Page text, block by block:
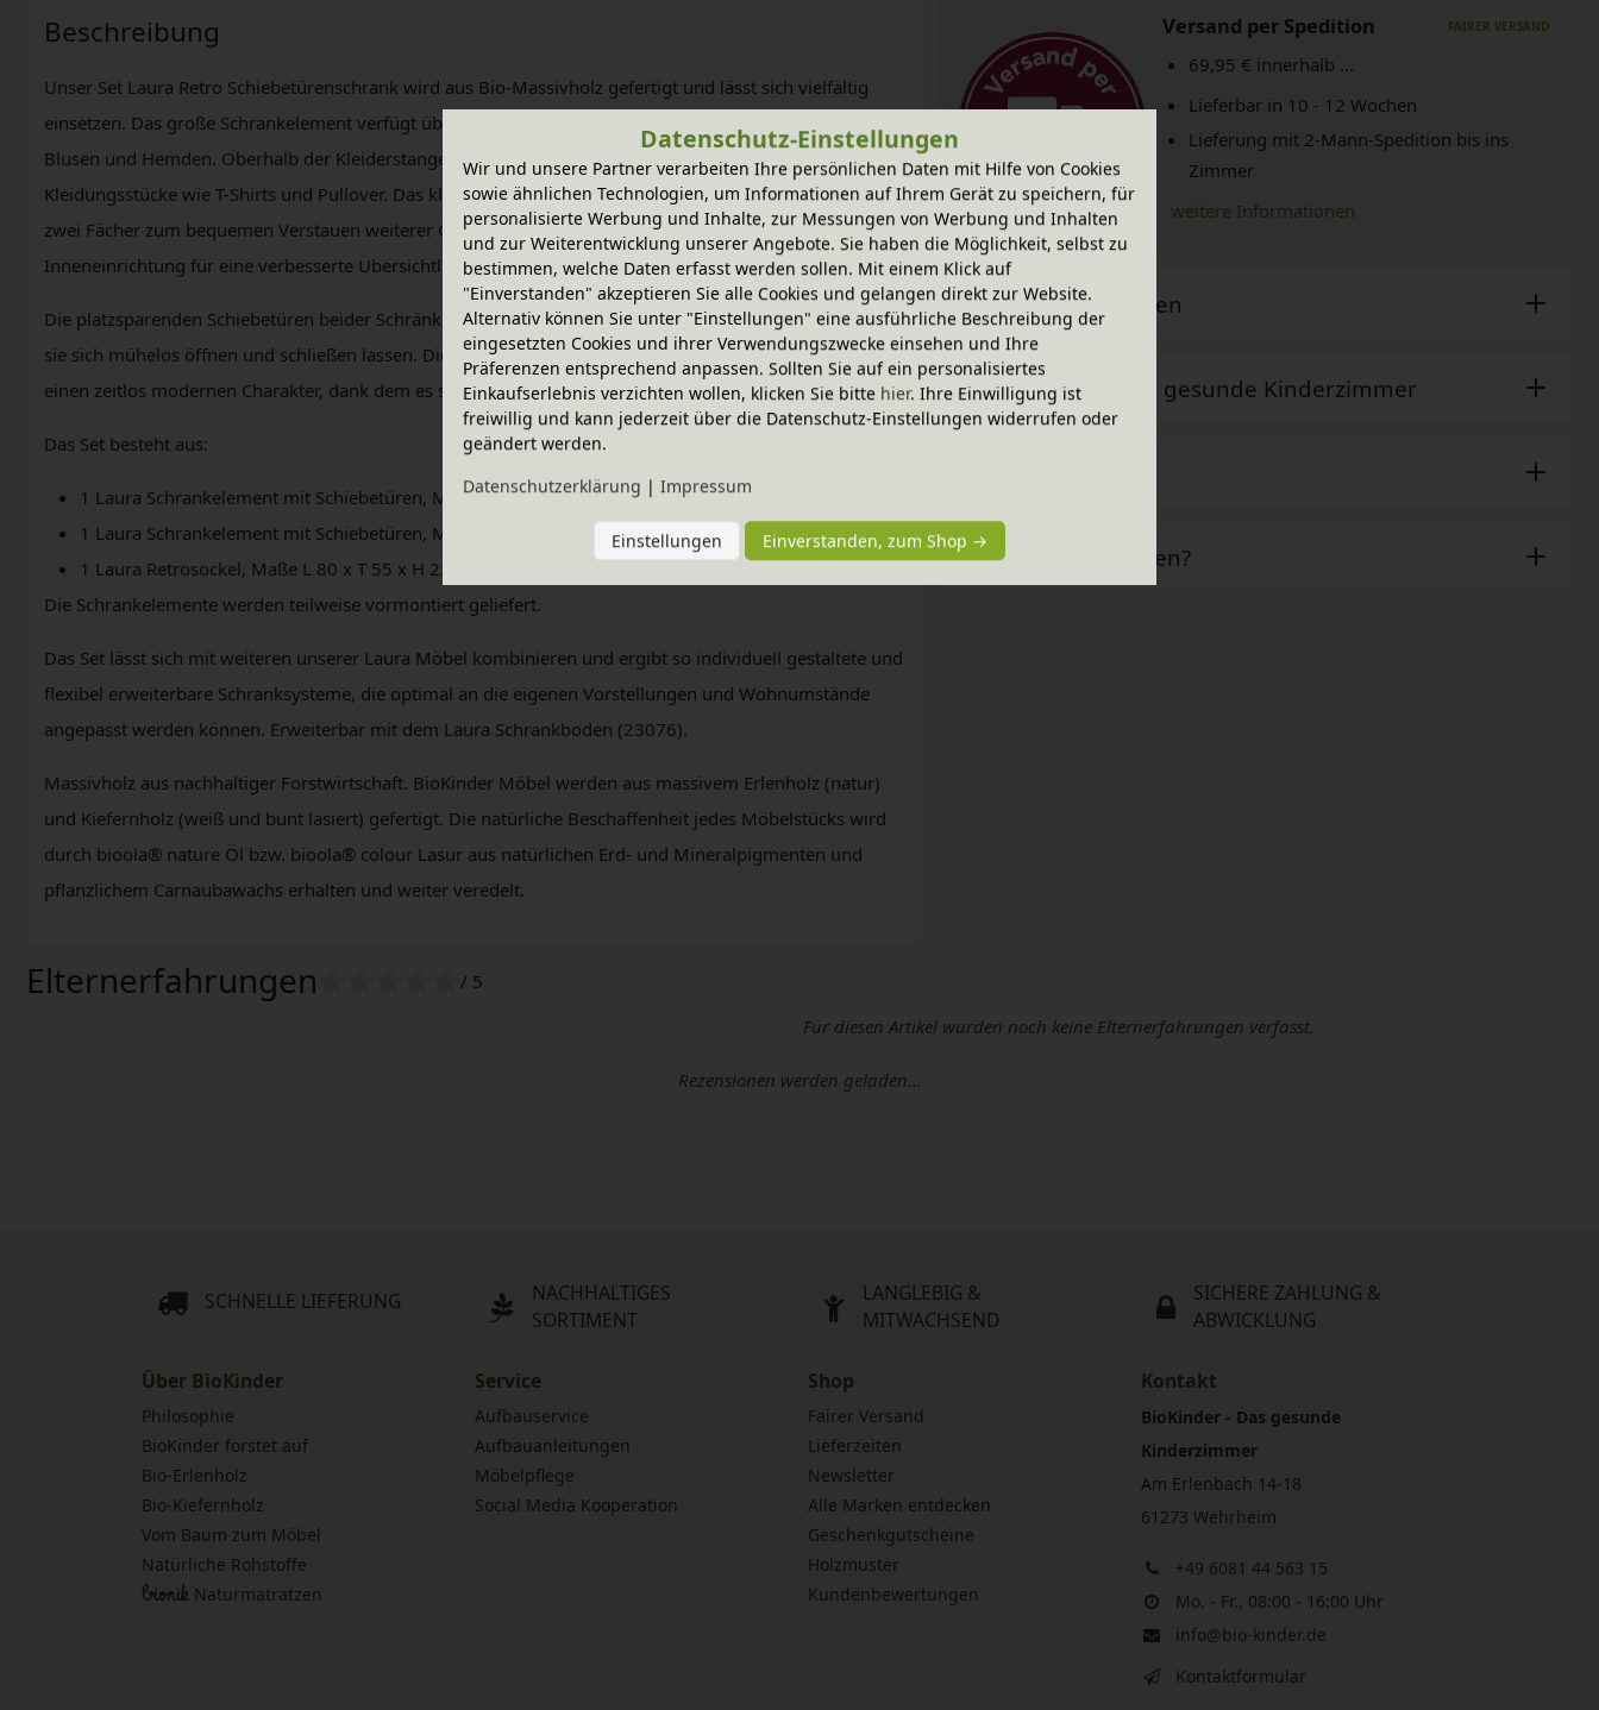
Beschreibung
Unser Set Laura Retro Schiebetürenschrank wird aus Bio-Massivholz gefertigt und lässt sich vielfältig
einsetzen. Das große Schrankelement verfügt über eine fest installierte Kleiderstange für Jacken, Kleider,
Blusen und Hemden. Oberhalb der Kleiderstange bietet das feste Ordnungsfach Platz für weitere
Kleidungsstücke wie T-Shirts und Pullover. Das kleine Schrankelement bietet dank des Einlegebodens
zwei Fächer zum bequemen Verstauen weiterer Gegenstände. So sorgt die durchdachte
Inneneinrichtung für eine verbesserte Übersichtlichkeit und Ordnung.
Die platzsparenden Schiebetüren beider Schränke sind mit Alu-Leichtlaufschienen ausgestattet, sodass
sie sich mühelos öffnen und schließen lassen. Die elegant gefrästen Griffmulden verleihen dem Set
einen zeitlos modernen Charakter, dank dem es sich harmonisch in jedes Kinderzimmer einfügt.
Das Set besteht aus:
1 Laura Schrankelement mit Schiebetüren, Maße L 80 x T 55 x H 120 cm
1 Laura Schrankelement mit Schiebetüren, Maße L 80 x T 55 x H 40 cm
1 Laura Retrosockel, Maße L 80 x T 55 x H 22 cm
Die Schrankelemente werden teilweise vormontiert geliefert.
Das Set lässt sich mit weiteren unserer Laura Möbel kombinieren und ergibt so individuell gestaltete und
flexibel erweiterbare Schranksysteme, die optimal an die eigenen Vorstellungen und Wohnumstände
angepasst werden können. Erweiterbar mit dem Laura Schrankboden (23076).
Massivholz aus nachhaltiger Forstwirtschaft. BioKinder Möbel werden aus massivem Erlenholz (natur)
und Kiefernholz (weiß und bunt lasiert) gefertigt. Die natürliche Beschaffenheit jedes Möbelstücks wird
durch bioola® nature Öl bzw. bioola® colour Lasur aus natürlichen Erd- und Mineralpigmenten und
pflanzlichem Carnaubawachs erhalten und weiter veredelt.
Versand per Spedition
69,95 € innerhalb ...
Lieferbar in 10 - 12 Wochen
Lieferung mit 2-Mann-Spedition bis ins
Zimmer
weitere Informationen
Technische Daten
BioKinder - Das gesunde Kinderzimmer
Sie haben Fragen?
Elternerfahrungen
/ 5
Für diesen Artikel wurden noch keine Elternerfahrungen verfasst.
Rezensionen werden geladen...
SCHNELLE LIEFERUNG
NACHHALTIGES
SORTIMENT
LANGLEBIG &
MITWACHSEND
SICHERE ZAHLUNG &
ABWICKLUNG
Über BioKinder
Philosophie
BioKinder forstet auf
Bio-Erlenholz
Bio-Kiefernholz
Vom Baum zum Möbel
Natürliche Rohstoffe
bionik Naturmatratzen
Service
Aufbauservice
Aufbauanleitungen
Möbelpflege
Social Media Kooperation
Shop
Fairer Versand
Lieferzeiten
Newsletter
Alle Marken entdecken
Geschenkgutscheine
Holzmuster
Kundenbewertungen
Kontakt
BioKinder - Das gesunde
Kinderzimmer
Am Erlenbach 14-18
61273 Wehrheim
+49 6081 44 563 15
Mo. - Fr., 08:00 - 16:00 Uhr
info@bio-kinder.de
Kontaktformular
Datenschutz-Einstellungen
Wir und unsere Partner verarbeiten Ihre persönlichen Daten mit Hilfe von Cookies
sowie ähnlichen Technologien, um Informationen auf Ihrem Gerät zu speichern, für
personalisierte Werbung und Inhalte, zur Messungen von Werbung und Inhalten
und zur Weiterentwicklung unserer Angebote. Sie haben die Möglichkeit, selbst zu
bestimmen, welche Daten erfasst werden sollen. Mit einem Klick auf
"Einverstanden" akzeptieren Sie alle Cookies und gelangen direkt zur Website.
Alternativ können Sie unter "Einstellungen" eine ausführliche Beschreibung der
eingesetzten Cookies und ihrer Verwendungszwecke einsehen und Ihre
Präferenzen entsprechend anpassen. Sollten Sie auf ein personalisiertes
Einkaufserlebnis verzichten wollen, klicken Sie bitte hier. Ihre Einwilligung ist
freiwillig und kann jederzeit über die Datenschutz-Einstellungen widerrufen oder
geändert werden.
Daten­schutz­erklärung | Impressum
Einstellungen Einverstanden, zum Shop →